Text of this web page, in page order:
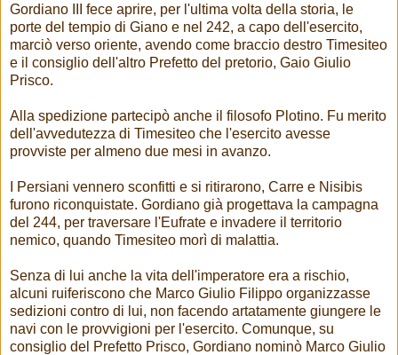
Gordiano III fece aprire, per l'ultima volta della storia, le
porte del tempio di Giano e nel 242, a capo dell'esercito,
marciò verso oriente, avendo come braccio destro Timesiteo
e il consiglio dell'altro Prefetto del pretorio, Gaio Giulio
Prisco.
Alla spedizione partecipò anche il filosofo Plotino. Fu merito
dell'avvedutezza di Timesiteo che l'esercito avesse
provviste per almeno due mesi in avanzo.
I Persiani vennero sconfitti e si ritirarono, Carre e Nisibis
furono riconquistate. Gordiano già progettava la campagna
del 244, per traversare l'Eufrate e invadere il territorio
nemico, quando Timesiteo morì di malattia.
Senza di lui anche la vita dell'imperatore era a rischio,
alcuni ruiferiscono che Marco Giulio Filippo organizzasse
sedizioni contro di lui, non facendo artatamente giungere le
navi con le provvigioni per l'esercito. Comunque, su
consiglio del Prefetto Prisco, Gordiano nominò Marco Giulio